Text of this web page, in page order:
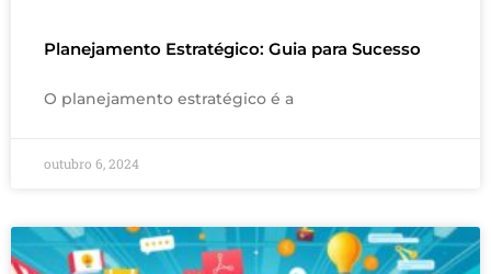
Planejamento Estratégico: Guia para Sucesso
O planejamento estratégico é a
outubro 6, 2024